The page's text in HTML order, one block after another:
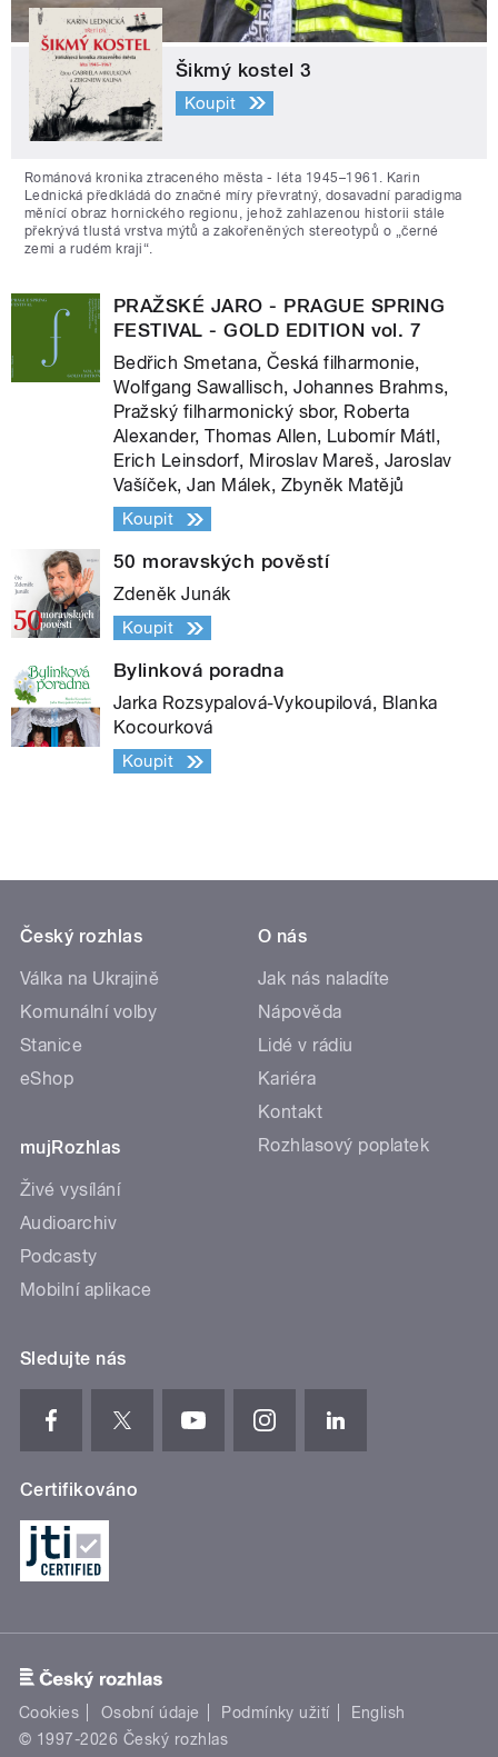
Šikmý kostel 3
Koupit
Románová kronika ztraceného města - léta 1945–1961. Karin
Lednická předkládá do značné míry převratný, dosavadní paradigma
měnící obraz hornického regionu, jehož zahlazenou historii stále
překrývá tlustá vrstva mýtů a zakořeněných stereotypů o „černé
zemi a rudém kraji“.
PRAŽSKÉ JARO - PRAGUE SPRING
FESTIVAL - GOLD EDITION vol. 7
Bedřich Smetana, Česká filharmonie,
Wolfgang Sawallisch, Johannes Brahms,
Pražský filharmonický sbor, Roberta
Alexander, Thomas Allen, Lubomír Mátl,
Erich Leinsdorf, Miroslav Mareš, Jaroslav
Vašíček, Jan Málek, Zbyněk Matějů
Koupit
50 moravských pověstí
Zdeněk Junák
Koupit
Bylinková poradna
Jarka Rozsypalová-Vykoupilová, Blanka
Kocourková
Koupit
Český rozhlas
Válka na Ukrajině
Komunální volby
Stanice
eShop
mujRozhlas
Živé vysílání
Audioarchiv
Podcasty
Mobilní aplikace
O nás
Jak nás naladíte
Nápověda
Lidé v rádiu
Kariéra
Kontakt
Rozhlasový poplatek
Sledujte nás
Certifikováno
Cookies Osobní údaje Podmínky užití
English
© 1997-2026 Český rozhlas